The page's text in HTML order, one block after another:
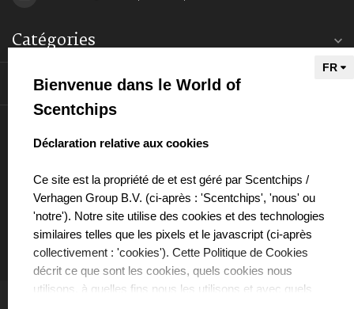
Catégories
Informations
Bienvenue dans le World of
Scentchips
select language
Déclaration relative aux cookies
Ce site est la propriété de et est géré par Scentchips /
Verhagen Group B.V. (ci-après : 'Scentchips', 'nous' ou
'notre'). Notre site utilise des cookies et des technologies
similaires telles que les pixels et le javascript (ci-après
collectivement : 'cookies'). Cette Politique de Cookies
décrit ce que sont les cookies, quels cookies nous
utilisons, à quelles fins nous les utilisons et avec quels